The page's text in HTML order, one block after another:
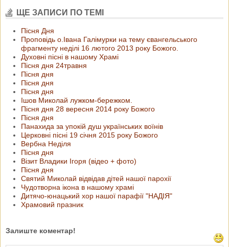
ЩЕ ЗАПИСИ ПО ТЕМІ
Пісня Дня
Проповідь о.Івана Галімурки на тему євангельського
фрагменту неділі 16 лютого 2013 року Божого.
Духовні пісні в нашому Храмі
Пісня дня 24травня
Пісня дня
Пісня дня
Пісня дня
Ішов Миколай лужком-бережком.
Пісня дня 28 вересня 2014 року Божого
Пісня дня
Панахида за упокій душ українських воїнів
Церковні пісні 19 січня 2015 року Божого
Вербна Неділя
Пісня дня
Візит Владики Ігоря (відео + фото)
Пісня дня
Святий Миколай відвідав дітей нашої парохії
Чудотворна ікона в нашому храмі
Дитячо-юнацький хор нашої парафії "НАДІЯ"
Храмовий празник
Залиште коментар!